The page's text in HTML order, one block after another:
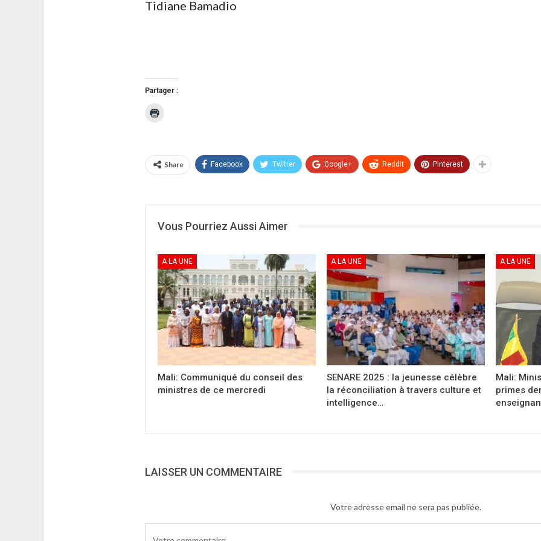
Tidiane Bamadio
Partager :
fenêtre)
Share Facebook Twitter Google+ ReddIt Pinterest
Vous Pourriez Aussi Aimer
A LA UNE
Mali: Communiqué du conseil des
ministres de ce mercredi
A LA UNE
SENARE 2025 : la jeunesse célèbre
la réconciliation à travers culture et
intelligence…
A LA UNE
Mali:
primes
LAISSER UN COMMENTAIRE
Votre adresse email ne sera pas publiée.